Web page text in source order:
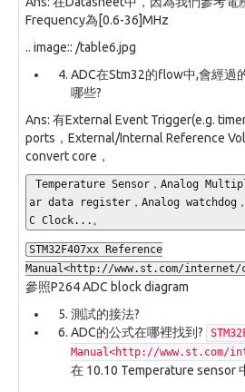
Frequency為[0.6-36]MHz
.. image:: /table6.jpg
ADC在Stm32的flow中,會經過
哪些?
Ans: 有External Event Trigger(e.g.
ports，External/Internal Reference
convert core，
ar data register，Analog watchdog
C Clock...。
STM32F407xx Reference
Manual<http://www.st.com/internet/com/
參照P264 ADC block diagram
測試的接法?
ADC的公式在哪裡找到?
Manual<http://www.st.com/
在 10.10 Temperature sensor